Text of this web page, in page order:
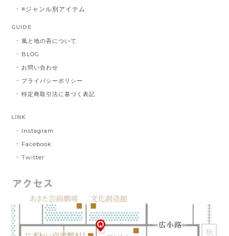
≡ジャンル別アイテム
GUIDE
風と地の吾について
BLOG
お問い合わせ
プライバシーポリシー
特定商取引法に基づく表記
LINK
Instagram
Facebook
Twitter